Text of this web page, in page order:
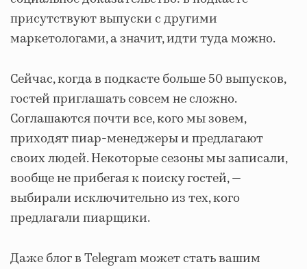
присутствуют выпуски с другими
маркетологами, а значит, идти туда можно.
Сейчас, когда в подкасте больше 50 выпусков,
гостей приглашать совсем не сложно.
Соглашаются почти все, кого мы зовем,
приходят пиар-менеджеры и предлагают
своих людей. Некоторые сезоны мы записали,
вообще не прибегая к поиску гостей, —
выбирали исключительно из тех, кого
предлагали пиарщики.
Даже блог в Telegram может стать вашим